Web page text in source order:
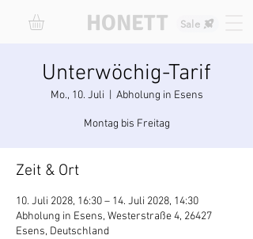
Sale
HONETT
Unterwöchig-Tarif
Mo., 10. Juli Abholung in Esens
Montag bis Freitag
Zeit & Ort
10. Juli 2028, 16:30 – 14. Juli 2028, 14:30
Abholung in Esens, Westerstraße 4, 26427
Esens, Deutschland